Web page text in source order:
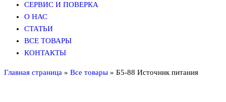
СЕРВИС И ПОВЕРКА
О НАС
СТАТЬИ
ВСЕ ТОВАРЫ
КОНТАКТЫ
Главная страница » Все товары » Б5-88 Источник питания